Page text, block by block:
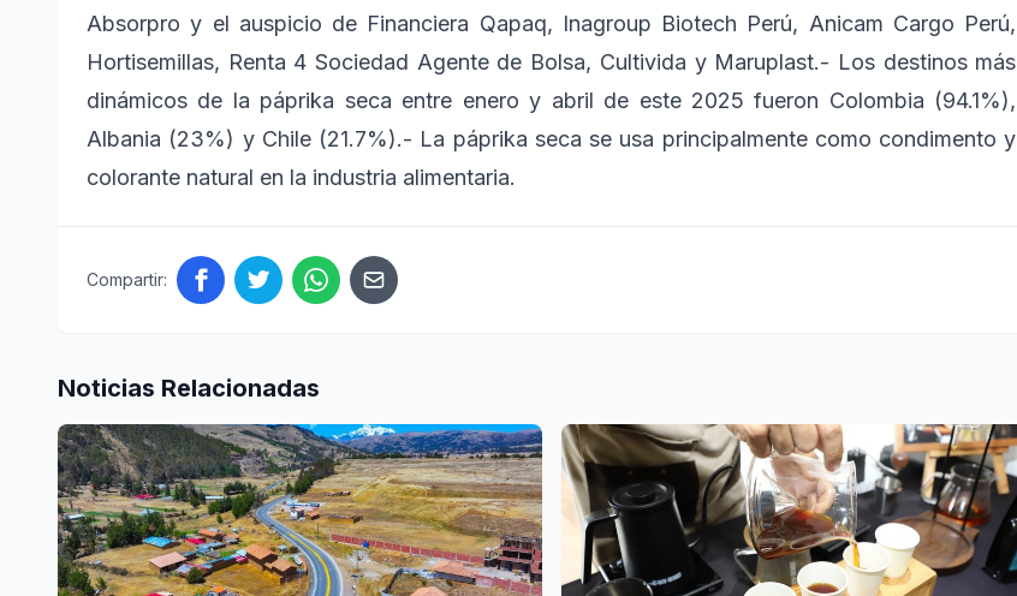
Absorpro y el auspicio de Financiera Qapaq, Inagroup Biotech Perú, Anicam Cargo Perú,
Hortisemillas, Renta 4 Sociedad Agente de Bolsa, Cultivida y Maruplast.- Los destinos más
dinámicos de la páprika seca entre enero y abril de este 2025 fueron Colombia (94.1%),
Albania (23%) y Chile (21.7%).- La páprika seca se usa principalmente como condimento y
colorante natural en la industria alimentaria.
Compartir:
Noticias Relacionadas